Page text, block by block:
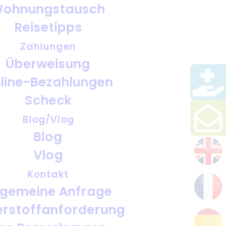
Reisetipps
Zahlungen
Überweisung
Bezahlungen
Scheck
Blog/Vlog
Blog
Vlog
Kontakt
Anfrage
unseren Mitteilungen zu:
als unsere Marketingplattform. Wenn
anzumelden, erklären Sie sich